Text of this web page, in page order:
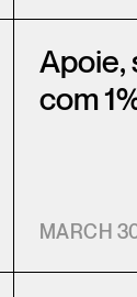
Apoie,
com
MARCH